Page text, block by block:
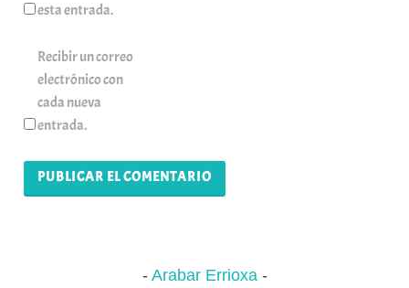
esta entrada.
Recibir un correo
electrónico con
cada nueva
entrada.
Arabar Errioxa